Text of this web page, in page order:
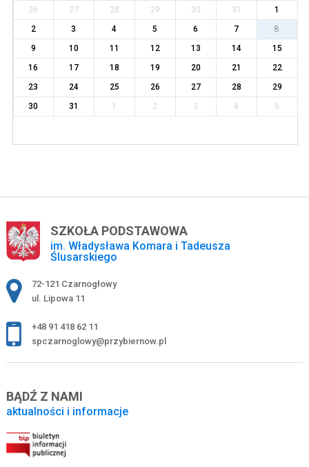
26 27 28 29 30 31
1
2
3 4 5 6 7
8
9
10 11 12 13 14
15
16
17 18 19 20 21
22
23
24 25 26 27 28
29
30
31 1 2 3 4 5
SZKOŁA PODSTAWOWA
im. Władysława Komara i Tadeusza
Ślusarskiego
Adres pocztowy:
72-121 Czarnogłowy
ul. Lipowa 11
+48 91 418 62 11
spczarnoglowy@przybiernow.pl
BĄDŹ Z NAMI
aktualności i informacje